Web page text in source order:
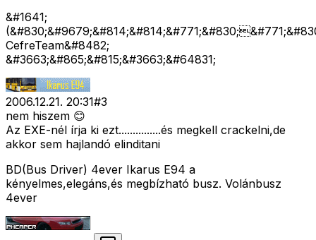
&#1641;
CefreTeam&#8482;
&#3663;&#865;&#815;&#3663;&#64831;
2006.12.21. 20:31#3
nem hiszem 😊
Az EXE-nél írja ki ezt...............és megkell crackelni,de
akkor sem hajlandó elinditani
BD(Bus Driver) 4ever Ikarus E94 a
kényelmes,elegáns,és megbízható busz. Volánbusz
4ever